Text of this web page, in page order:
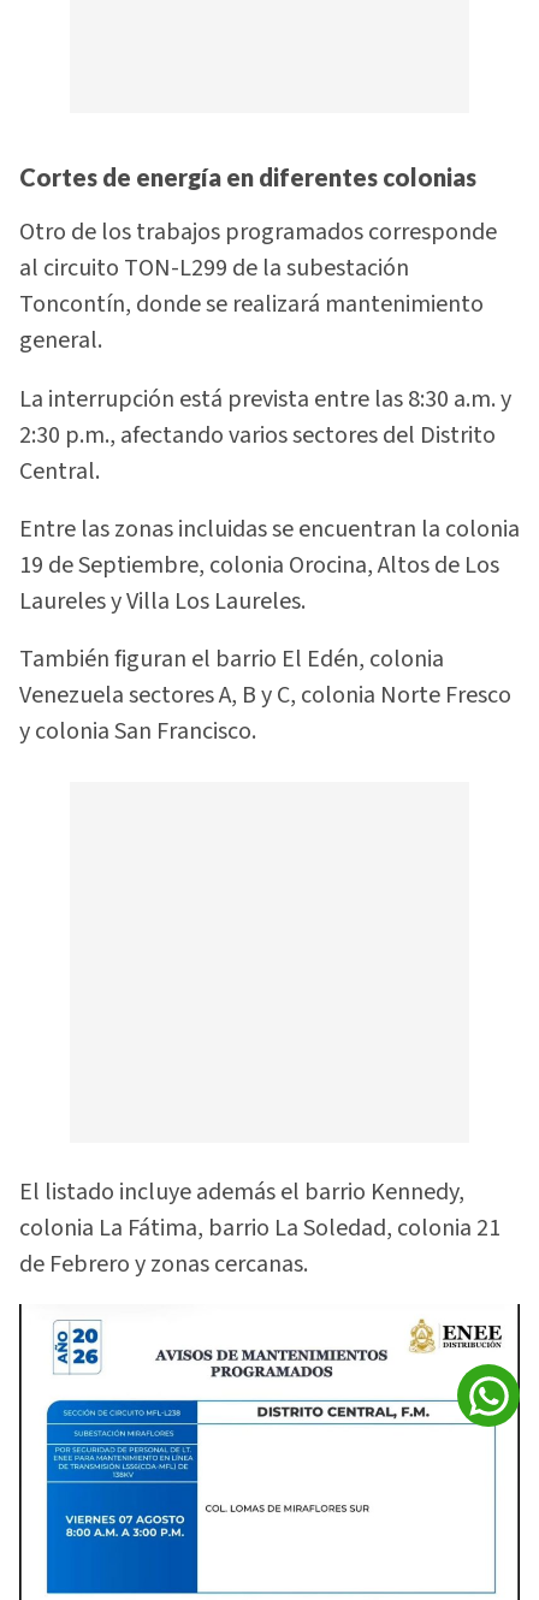
Cortes de energía en diferentes colonias
Otro de los trabajos programados corresponde
al circuito TON-L299 de la subestación
Toncontín, donde se realizará mantenimiento
general.
La interrupción está prevista entre las 8:30 a.m. y
2:30 p.m., afectando varios sectores del Distrito
Central.
Entre las zonas incluidas se encuentran la colonia
19 de Septiembre, colonia Orocina, Altos de Los
Laureles y Villa Los Laureles.
También figuran el barrio El Edén, colonia
Venezuela sectores A, B y C, colonia Norte Fresco
y colonia San Francisco.
El listado incluye además el barrio Kennedy,
colonia La Fátima, barrio La Soledad, colonia 21
de Febrero y zonas cercanas.